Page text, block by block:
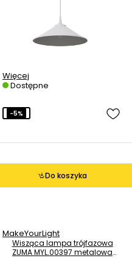
Więcej
Dostępne
Do koszyka
-5%
MakeYourLight
Wisząca lampa trójfazowa
ZUMA MYL.00397 metalowa